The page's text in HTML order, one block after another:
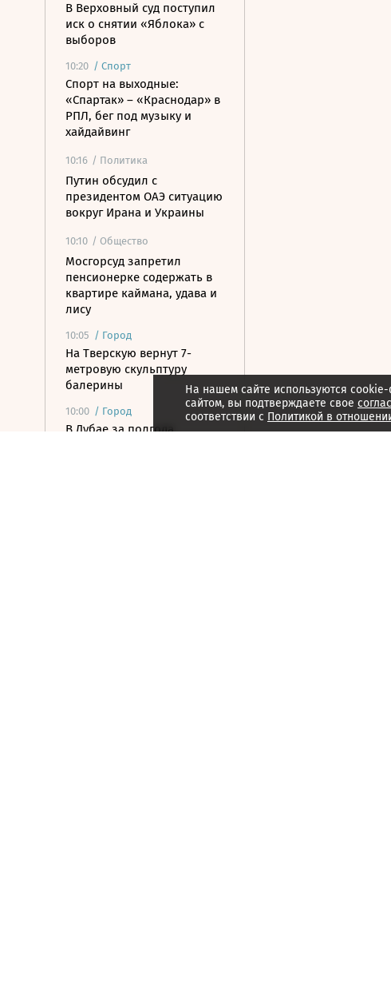
В Верховный суд поступил
иск о снятии «Яблока» с
выборов
10:20 / Спорт
Спорт на выходные:
«Спартак» – «Краснодар» в
РПЛ, бег под музыку и
хайдайвинг
10:16 / Политика
Путин обсудил с
президентом ОАЭ ситуацию
вокруг Ирана и Украины
10:10 / Общество
Мосгорсуд запретил
пенсионерке содержать в
квартире каймана, удава и
лису
10:05 / Город
На Тверскую вернут 7-
метровую скульптуру
балерины
10:00 / Город
В Дубае за полгода
На нашем сайте используются
сайтом, вы подтверждаете свое
соответствии с Политикой в